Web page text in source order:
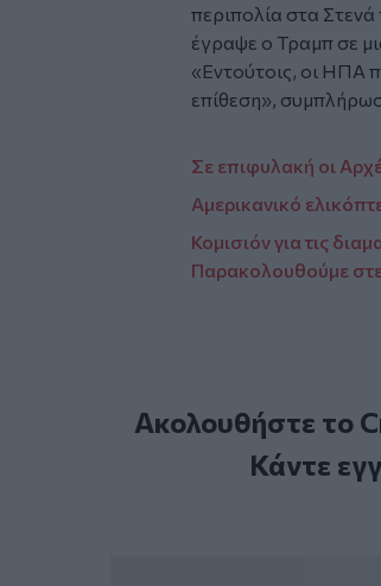
περιπολία στα Στενά
έγραψε ο Τραμπ σε
«Εντούτοις, οι ΗΠΑ
επίθεση»,
Σε επιφυλακή οι
Αμερικανικό
Κομισιόν για τις
Παρακολουθούμε
Ακολουθήστε το
Κάντε